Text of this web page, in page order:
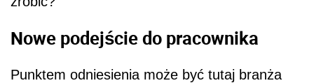
Nowe podejście do pracownika
Punktem odniesienia może być tutaj branża